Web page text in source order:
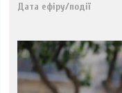
Дата ефіру/події